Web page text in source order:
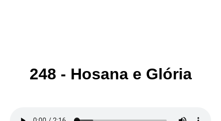
248 - Hosana e Glória